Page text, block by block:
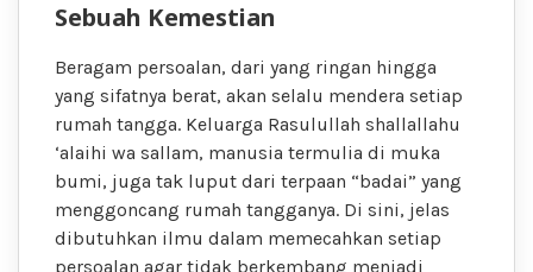
Sebuah Kemestian
Beragam persoalan, dari yang ringan hingga
yang sifatnya berat, akan selalu mendera setiap
rumah tangga. Keluarga Rasulullah shallallahu
‘alaihi wa sallam, manusia termulia di muka
bumi, juga tak luput dari terpaan “badai” yang
menggoncang rumah tangganya. Di sini, jelas
dibutuhkan ilmu dalam memecahkan setiap
persoalan agar tidak berkembang menjadi